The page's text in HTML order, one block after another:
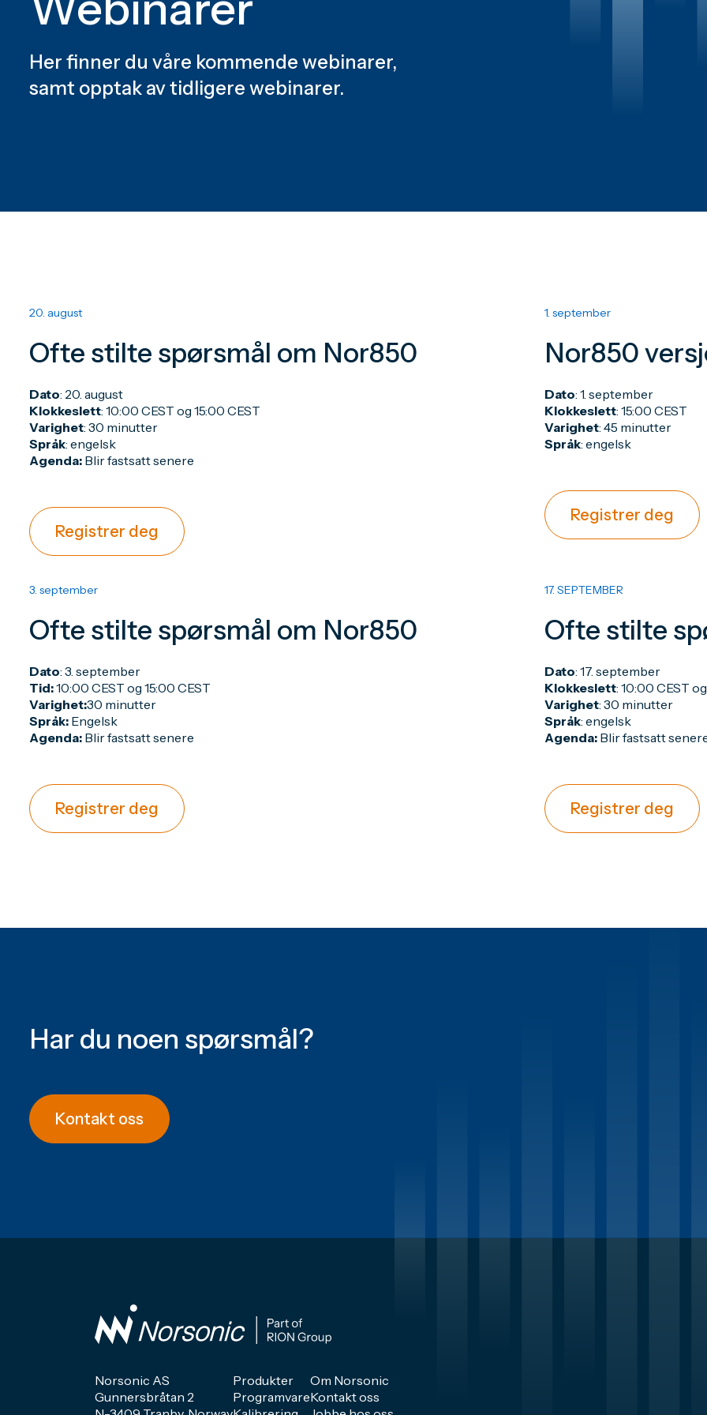
Her finner du våre kommende webinarer,
samt opptak av tidligere webinarer.
20. august
Ofte stilte spørsmål om Nor850
Dato: 20. august
Klokkeslett: 10:00 CEST og 15:00 CEST
Varighet: 30 minutter
Språk: engelsk
Agenda: Blir fastsatt senere
Registrer deg
1. september
Nor850
Dato: 1. september
Klokkeslett: 15:00 CEST
Varighet: 45 minutter
Språk: engelsk
Registrer deg
3. september
Ofte stilte spørsmål om Nor850
Dato: 3. september
Tid:10:00 CEST og 15:00 CEST
Varighet:30 minutter
Språk: Engelsk
Agenda: Blir fastsatt senere
Registrer deg
17. SEPTEMBER
Ofte stilte
Dato: 17. september
Klokkeslett: 10:00 CEST
Varighet: 30 minutter
Språk: engelsk
Agenda: Blir fastsatt
Registrer deg
Har du noen spørsmål?
Kontakt oss
Norsonic AS
Gunnersbråtan 2
Produkter
Programvare
Om Norsonic
Kontakt oss